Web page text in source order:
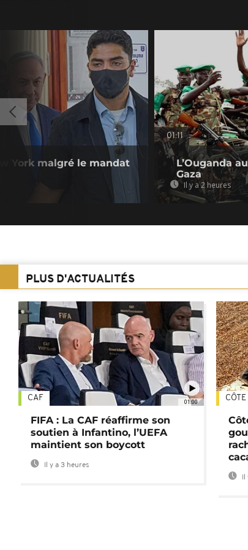
York malgré le mandat
01:11
L’Ouganda
Gaza
Il y a 2 heures
PLUS D'ACTUALITÉS
01:00
CAF
FIFA : La CAF réaffirme son
soutien à Infantino, l’UEFA
maintient son boycott
Il y a 3 heures
Il